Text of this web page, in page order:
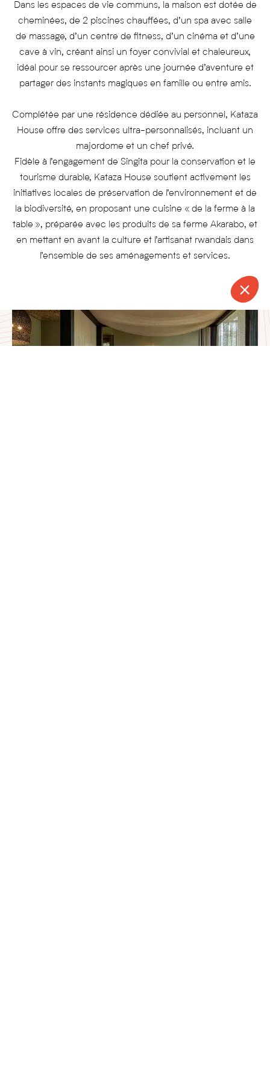
Dans les espaces de vie communs, la maison est dotée de
cheminées, de 2 piscines chauffées, d’un spa avec salle
de massage, d’un centre de fitness, d’un cinéma et d’une
cave à vin, créant ainsi un foyer convivial et chaleureux,
idéal pour se ressourcer après une journée d’aventure et
partager des instants magiques en famille ou entre amis.
Complétée par une résidence dédiée au personnel, Kataza
House offre des services ultra-personnalisés, incluant un
majordome et un chef privé.
Fidèle à l’engagement de Singita pour la conservation et le
tourisme durable, Kataza House soutient activement les
initiatives locales de préservation de l’environnement et de
la biodiversité, en proposant une cuisine « de la ferme à la
table », préparée avec les produits de sa ferme Akarabo, et
en mettant en avant la culture et l’artisanat rwandais dans
l’ensemble de ses aménagements et services.